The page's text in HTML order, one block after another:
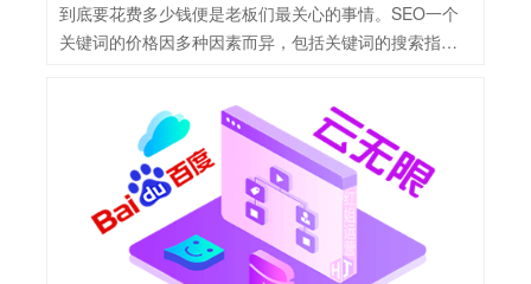
到底要花费多少钱便是老板们最关心的事情。SEO一个
关键词的价格因多种因素而异，包括关键词的搜索指数
较低，而搜索指数高的关键词由于竞争激烈，优化价格
会相应提高。同时，优化期限的长短也会影响价格，长
期优化的价格通常会比短期优化更高。目标地区的不同
也会导致价格差异，全国范围内的优化价格会比本地优
化更高。此外，SEO服务提供商的报价也会因服务内
容、专业水平和经验等因素而有所不同。因此，无法给